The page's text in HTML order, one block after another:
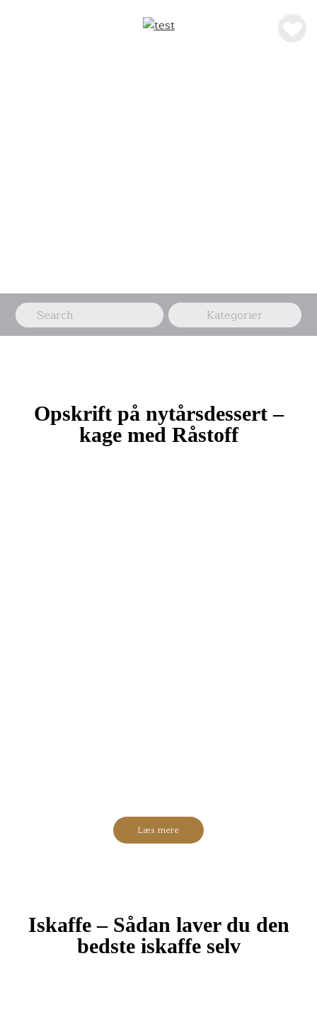
Kategorier
Opskrift på nytårsdessert –
kage med Råstoff
Læs mere
Iskaffe – Sådan laver du den
bedste iskaffe selv